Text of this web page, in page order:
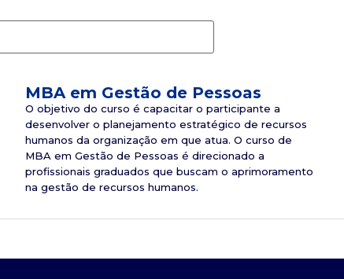
MBA em Gestão de Pessoas
O objetivo do curso é capacitar o participante a
desenvolver o planejamento estratégico de recursos
humanos da organização em que atua. O curso de
MBA em Gestão de Pessoas é direcionado a
profissionais graduados que buscam o aprimoramento
na gestão de recursos humanos.